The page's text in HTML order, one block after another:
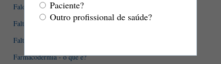
Paciente?
Outro profissional de saúde?
Faloplastia - como é o procedimento?
Falta de ar - como acontece? O que fazer?
Falta de ar sem doença pulmonar
Farmacodermia - o que é?